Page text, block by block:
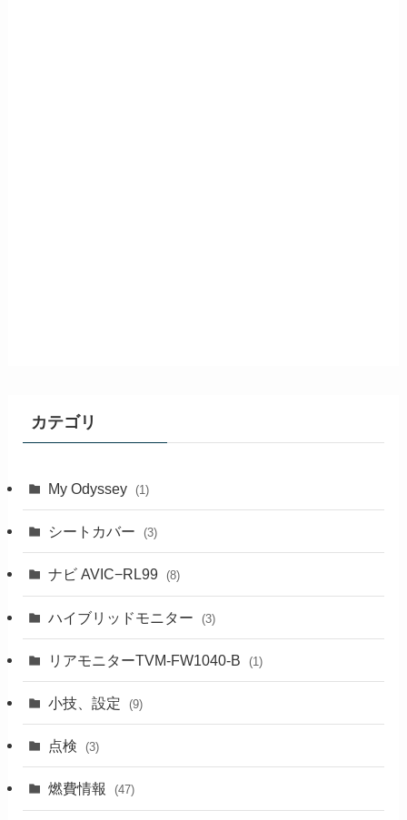
カテゴリ
My Odyssey (1)
シートカバー (3)
ナビ AVIC−RL99 (8)
ハイブリッドモニター (3)
リアモニターTVM-FW1040-B (1)
小技、設定 (9)
点検 (3)
燃費情報 (47)